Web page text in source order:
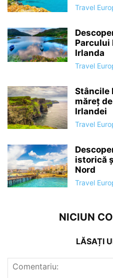
Travel
Parcului
Irlanda
Travel
Stâncile
măreț
Irlandei
Travel
istorică
Nord
Travel
NICIUN
LĂSAȚI